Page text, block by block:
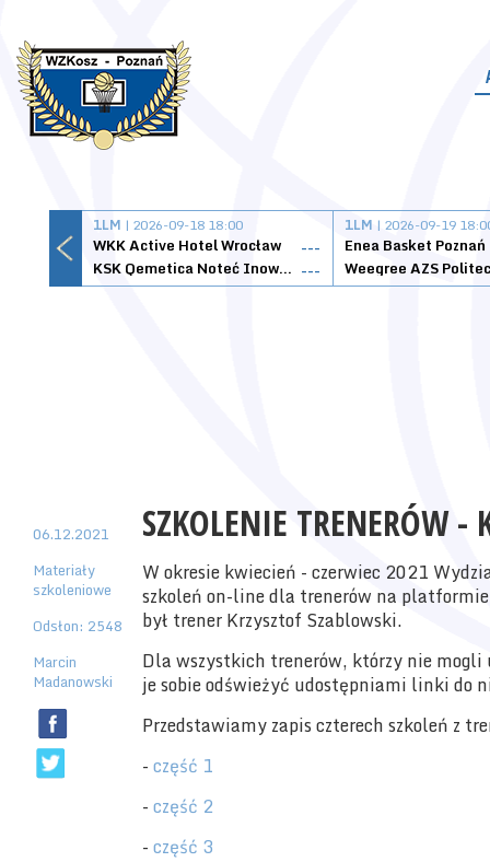
1LM | 2026-09-18 18:00
WKK Active Hotel Wrocław
---
KSK Qemetica Noteć Inowrocław ---
1LM | 2026-09-19
Enea Basket Poznań
06.12.2021
Materiały
szkoleniowe
Odsłon: 2548
Marcin
Madanowski
SZKOLENIE TRENERÓW -
W okresie kwiecień - czerwiec 2021
szkoleń on-line dla trenerów na
był trener Krzysztof Szablowski.
Dla wszystkich trenerów, którzy nie
je sobie odświeżyć udostępniami linki do
Przedstawiamy zapis czterech szkoleń z
-część 1
-część 2
-część 3